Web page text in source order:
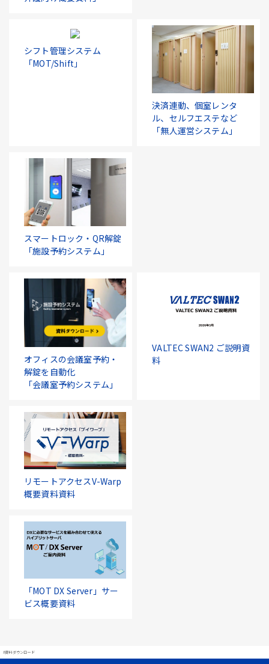
シフト管理システム
「MOT/Shift」
決済連動、個室レンタ
ル、セルフエステなど
「無人運営システム」
スマートロック・QR解錠
「施設予約システム」
オフィスの会議室予約・
解錠を自動化
「会議室予約システム」
VALTEC SWAN2 ご説明資
料
リモートアクセスV-Warp
概要資料資料
「MOT DX Server」サー
ビス概要資料
#資料ダウンロード